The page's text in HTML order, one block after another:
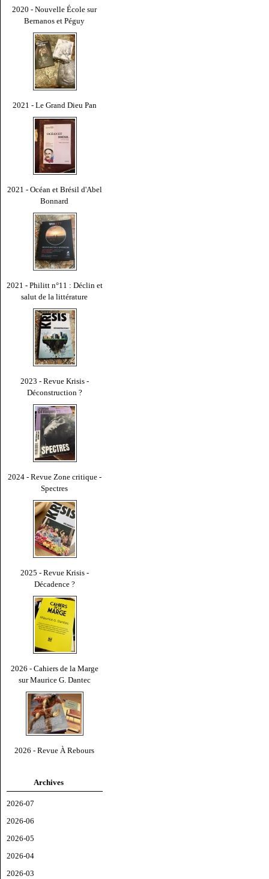
2020 - Nouvelle École sur
Bernanos et Péguy
2021 - Le Grand Dieu Pan
2021 - Océan et Brésil d'Abel
Bonnard
2021 - Philitt n°11 : Déclin et
salut de la littérature
2023 - Revue Krisis -
Déconstruction ?
2024 - Revue Zone critique -
Spectres
2025 - Revue Krisis -
Décadence ?
2026 - Cahiers de la Marge
sur Maurice G. Dantec
2026 - Revue À Rebours
Archives
2026-07
2026-06
2026-05
2026-04
2026-03